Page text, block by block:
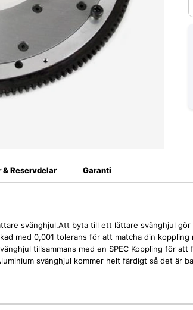
svänghjul.Att byta till ett lättare svänghjul gör
med 0,001 tolerans för att matcha din koppling
tillsammans med en SPEC Koppling för att
svänghjul kommer helt färdigt så det är
& Reservdelar Garanti